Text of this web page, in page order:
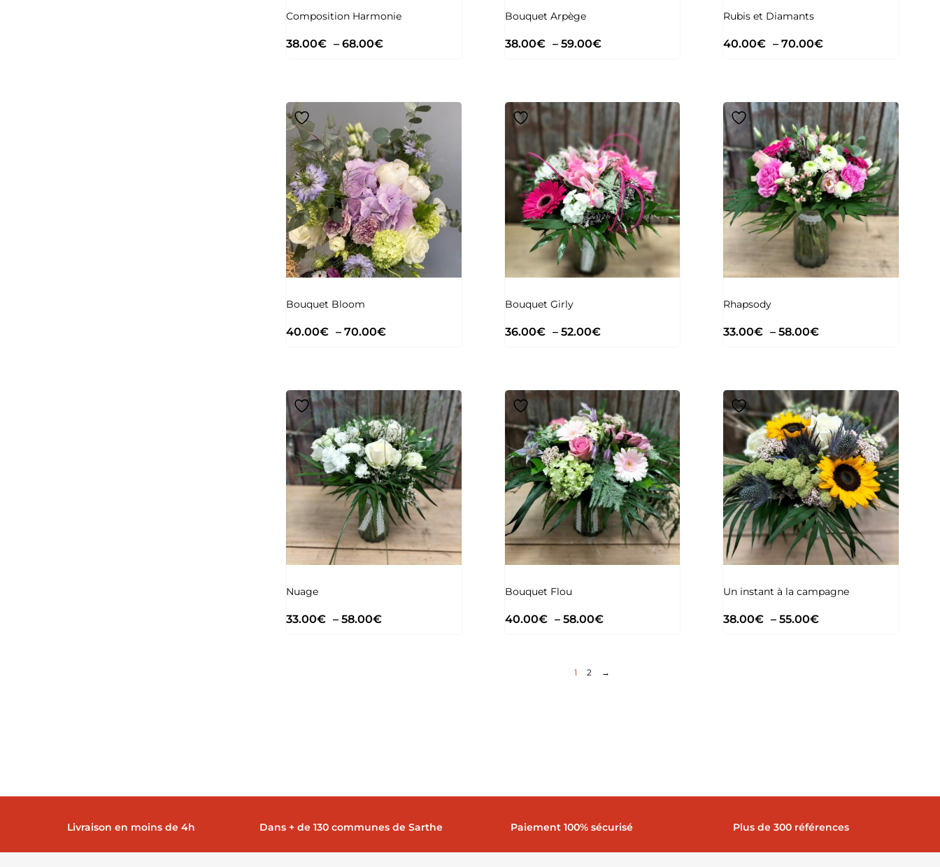
Composition Harmonie
38.00€ – 68.00€
Bouquet Arpège
38.00€ – 59.00€
Rubis et Diamants
40.00€ –70.00€
Bouquet Bloom
40.00€ – 70.00€
Bouquet Girly
36.00€ – 52.00€
Rhapsody
33.00€ –58.00€
Nuage
33.00€ – 58.00€
Bouquet Flou
40.00€ – 58.00€
Un instant à la campagne
38.00€ –55.00€
1 2 →
Livraison en moins de 4h Dans + de 130 communes de Sarthe Paiement 100% sécurisé Plus de 300 références